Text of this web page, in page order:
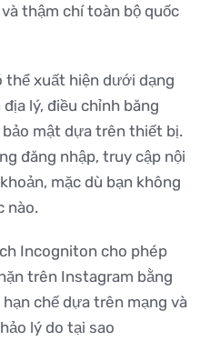
thậm chí toàn bộ quốc
thể xuất hiện dưới dạng
lý, điều chỉnh băng
mật dựa trên thiết bị.
đăng nhập, truy cập nội
mặc dù bạn không
nào.
Incogniton cho phép
trên Instagram bằng
chế dựa trên mạng và
lý do tại sao